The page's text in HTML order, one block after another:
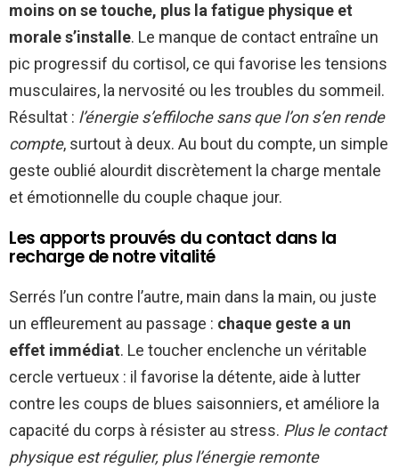
moins on se touche, plus la fatigue physique et
morale s’installe. Le manque de contact entraîne un
pic progressif du cortisol, ce qui favorise les tensions
musculaires, la nervosité ou les troubles du sommeil.
Résultat : l’énergie s’effiloche sans que l’on s’en rende
compte, surtout à deux. Au bout du compte, un simple
geste oublié alourdit discrètement la charge mentale
et émotionnelle du couple chaque jour.
Les apports prouvés du contact dans la
recharge de notre vitalité
Serrés l’un contre l’autre, main dans la main, ou juste
un effleurement au passage : chaque geste a un
effet immédiat. Le toucher enclenche un véritable
cercle vertueux : il favorise la détente, aide à lutter
contre les coups de blues saisonniers, et améliore la
capacité du corps à résister au stress. Plus le contact
physique est régulier, plus l’énergie remonte